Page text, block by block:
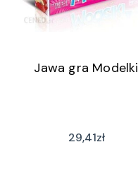
Jawa gra Modelki
29,41zł